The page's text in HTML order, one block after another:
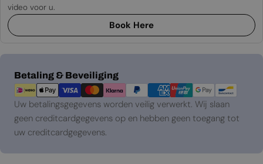
video voor u.
Book Here
Betaling & Beveiliging
Betaalmethoden
Uw betalingsgegevens worden veilig verwerkt. Wij slaan
geen creditcardgegevens op en hebben geen toegang tot
uw creditcardgegevens.